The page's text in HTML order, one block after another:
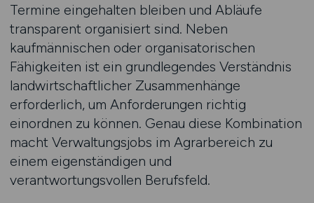
Termine eingehalten bleiben und Abläufe
transparent organisiert sind. Neben
kaufmännischen oder organisatorischen
Fähigkeiten ist ein grundlegendes Verständnis
landwirtschaftlicher Zusammenhänge
erforderlich, um Anforderungen richtig
einordnen zu können. Genau diese Kombination
macht Verwaltungsjobs im Agrarbereich zu
einem eigenständigen und
verantwortungsvollen Berufsfeld.